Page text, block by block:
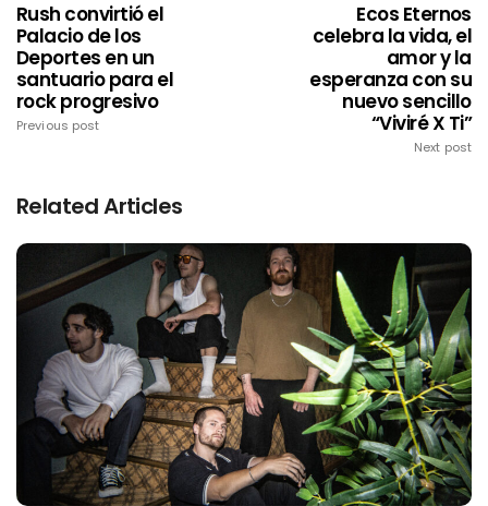
Rush convirtió el
Palacio de los
Deportes en un
santuario para el
rock progresivo
Previous post
Ecos Eternos
celebra la vida, el
amor y la
esperanza con su
nuevo sencillo
“Viviré X Ti”
Next post
Related Articles